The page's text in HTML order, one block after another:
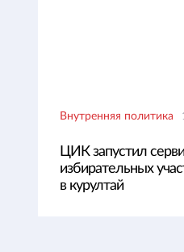
Внутренняя политика
ЦИК запустил
избирательных
в курултай